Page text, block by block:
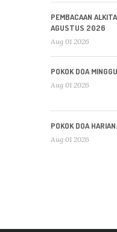
PEMBACAAN
AGUSTUS 2026
Aug 01 2026
POKOK DOA
Aug 01 2026
POKOK DOA
Aug 01 2026